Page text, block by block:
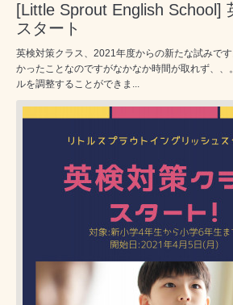
[Little Sprout English School]
スタート
英検対策クラス、2021年度からの新たな試みで
かったことなのですがなかなか時間が取れず、
ルを調整することができま...